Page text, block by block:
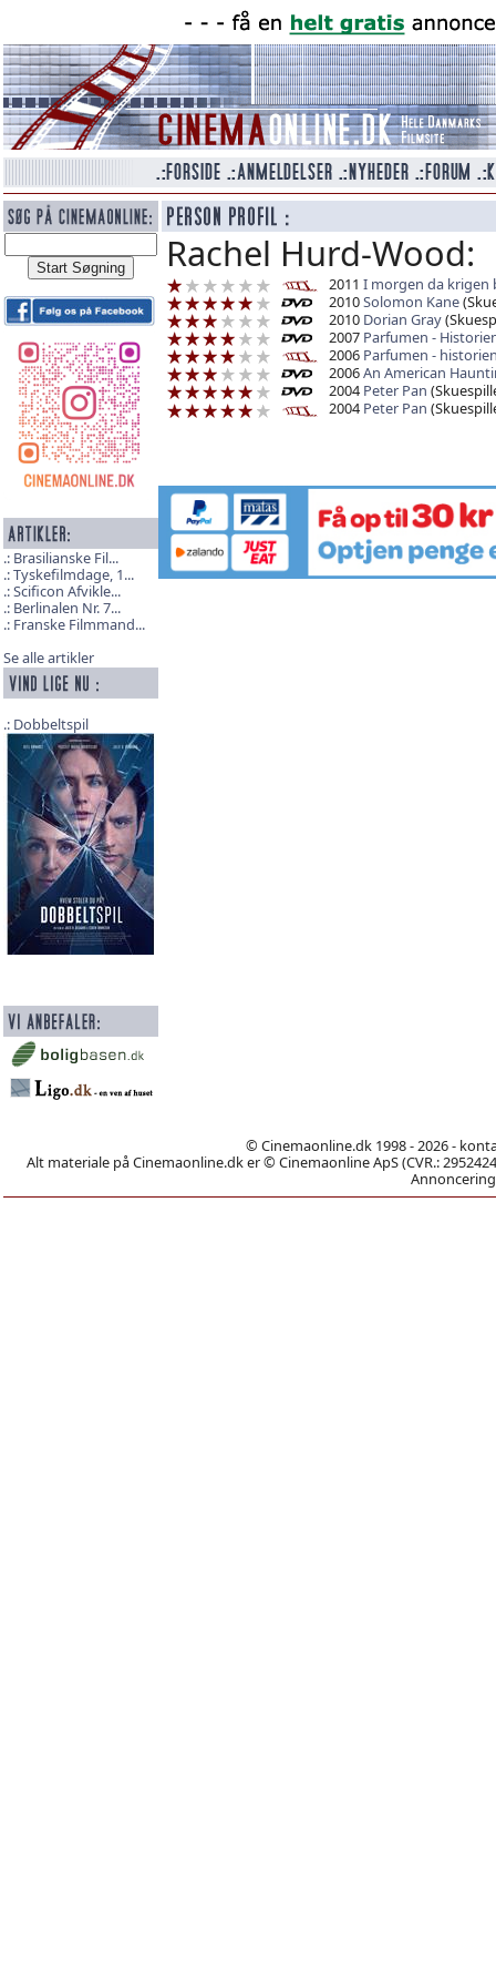
Brasilianske Fil...
Tyskefilmdage, 1...
Scificon Afvikle...
Berlinalen Nr. 7...
Franske Filmmand...
Se alle artikler
Dobbeltspil
Rachel Hurd-Wood:
2011 I morgen da krigen
2010Solomon Kane
2010 Dorian Gray
2007 Parfumen -
2006 Parfumen -
2006An American
2004 Peter Pan
2004 Peter Pan
© Cinemaonline.dk 1998 - 2026 -
Alt materiale på Cinemaonline.dk er © Cinemaonline ApS (CVR.: